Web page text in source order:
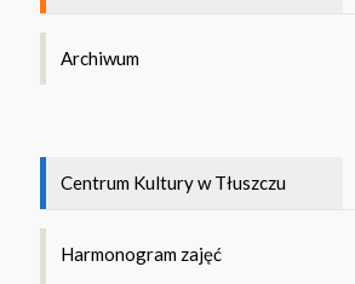
Archiwum
Centrum Kultury w Tłuszczu
Harmonogram zajęć